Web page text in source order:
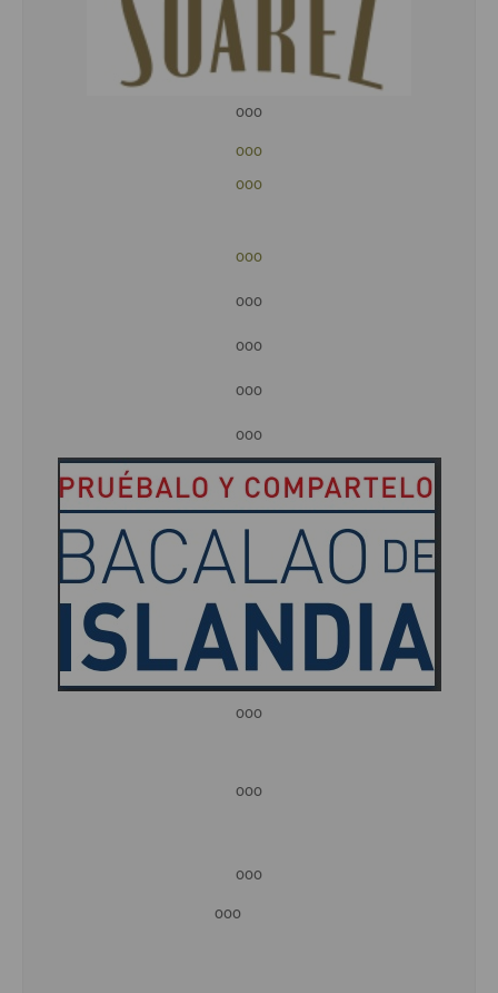
ooo
ooo
ooo
ooo
ooo
ooo
ooo
ooo
ooo
ooo
ooo
ooo